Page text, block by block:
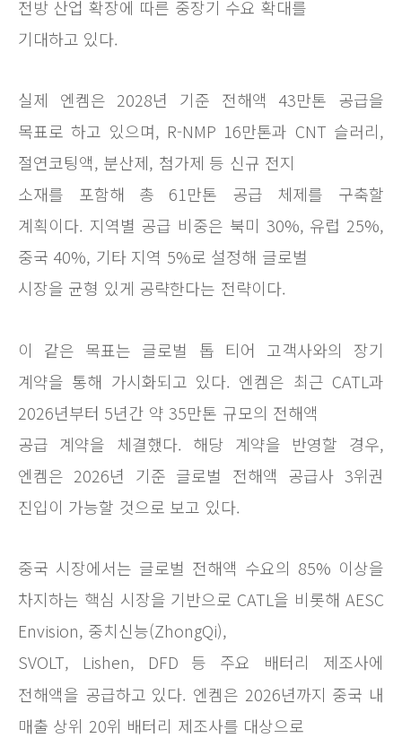
전방 산업 확장에 따른 중장기 수요 확대를
기대하고 있다.
실제 엔켐은 2028년 기준 전해액 43만톤 공급을
목표로 하고 있으며, R-NMP 16만톤과 CNT 슬러리,
절연코팅액, 분산제, 첨가제 등 신규 전지
소재를 포함해 총 61만톤 공급 체제를 구축할
계획이다. 지역별 공급 비중은 북미 30%, 유럽 25%,
중국 40%, 기타 지역 5%로 설정해 글로벌
시장을 균형 있게 공략한다는 전략이다.
이 같은 목표는 글로벌 톱 티어 고객사와의 장기
계약을 통해 가시화되고 있다. 엔켐은 최근 CATL과
2026년부터 5년간 약 35만톤 규모의 전해액
공급 계약을 체결했다. 해당 계약을 반영할 경우,
엔켐은 2026년 기준 글로벌 전해액 공급사 3위권
진입이 가능할 것으로 보고 있다.
중국 시장에서는 글로벌 전해액 수요의 85% 이상을
차지하는 핵심 시장을 기반으로 CATL을 비롯해 AESC
Envision, 중치신능(ZhongQi),
SVOLT, Lishen, DFD 등 주요 배터리 제조사에
전해액을 공급하고 있다. 엔켐은 2026년까지 중국 내
매출 상위 20위 배터리 제조사를 대상으로